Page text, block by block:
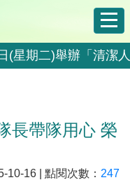
(星期二)舉辦「清潔
(星期二)舉辦「清潔
(星期二)舉辦「清潔
(星期二)舉辦「清潔
(星期二)舉辦「清
長帶隊用心 榮
10-16 | 點閱次數： 247